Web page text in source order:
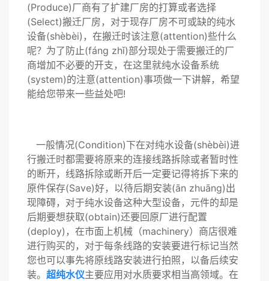
(Produce)厂商有了扩建厂房的打算或者选择
(Select)搬迁厂房，对于现存厂房不可或缺的纯水
设备(shèbèi)，在搬迁时该注意(attention)些什么
呢？为了防止(fáng zhǐ)部分现处于需要搬迁的厂
商增加不必要的开支，在这里就纯水设备系统
(system)的注意(attention)事项做一下讲解，希望
能给您带来一些益处吧!
一般情况(Condition)下在对纯水设备(shèbèi)进
行搬迁时都需要将原来的连接线路拆除或者暂时性
的断开，线路拆除或断开后一定要记得将拆下来的
原件保存(Save)好，以待后期安装(ān zhuāng)出
现障碍，对于纯水设备这种大型设备，元件的却是
后期要想获取(obtain)还要回原厂进行配置
(deploy)，在市面上机械（machinery）商店很难
进行购买的，对于每条线路的安装要进行标记当然
您也可以事先将原线路安装进行拍照，以备后续安
装。 超纯水仪主要应用对水质要求相当高领域。在